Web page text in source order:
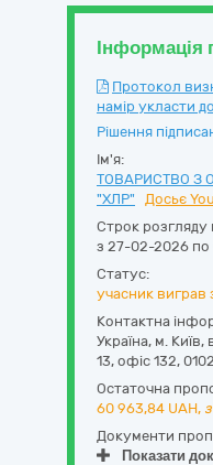
Інформація
Протокол
намір укласти
Рішення
Ім'я:
ТОВАРИСТВО З
"ХЛР"
Досьє
Строк розгляду
з 27-02-2026
Статус:
учасник виграв
Контактна
Україна, м. Київ,
13, офіс 132,
Остаточна
60 963,84 UAH,
Документи
Показати